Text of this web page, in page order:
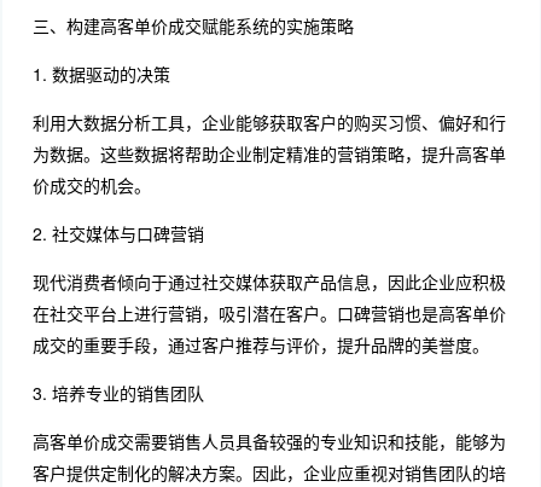
三、构建高客单价成交赋能系统的实施策略
1. 数据驱动的决策
利用大数据分析工具，企业能够获取客户的购买习惯、偏好和行
为数据。这些数据将帮助企业制定精准的营销策略，提升高客单
价成交的机会。
2. 社交媒体与口碑营销
现代消费者倾向于通过社交媒体获取产品信息，因此企业应积极
在社交平台上进行营销，吸引潜在客户。口碑营销也是高客单价
成交的重要手段，通过客户推荐与评价，提升品牌的美誉度。
3. 培养专业的销售团队
高客单价成交需要销售人员具备较强的专业知识和技能，能够为
客户提供定制化的解决方案。因此，企业应重视对销售团队的培